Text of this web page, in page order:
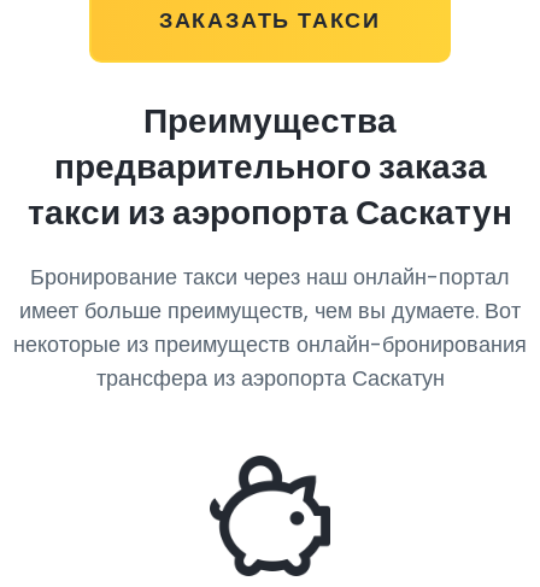
ЗАКАЗАТЬ ТАКСИ
Преимущества
предварительного заказа
такси из аэропорта Саскатун
Бронирование такси через наш онлайн-портал
имеет больше преимуществ, чем вы думаете. Вот
некоторые из преимуществ онлайн-бронирования
трансфера из аэропорта Саскатун